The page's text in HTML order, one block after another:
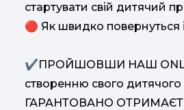
стартувати свій дитячий
🔴 Як швидко повернуться
✔ПРОЙШОВШИ НАШ
створенню свого
ГАРАНТОВАНО